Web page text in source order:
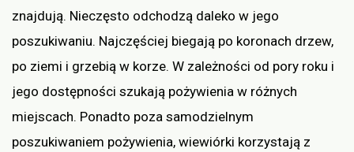
znajdują. Nieczęsto odchodzą daleko w jego
poszukiwaniu. Najczęściej biegają po koronach drzew,
po ziemi i grzebią w korze. W zależności od pory roku i
jego dostępności szukają pożywienia w różnych
miejscach. Ponadto poza samodzielnym
poszukiwaniem pożywienia, wiewiórki korzystają z